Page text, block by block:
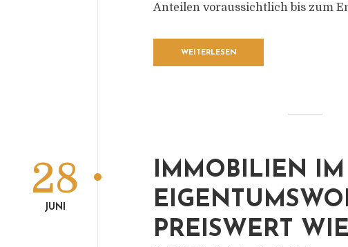
Anteilen voraussichtlich bis zum
WEITERLESEN
IMMOBILIEN IM
PREISWERT
28
JUNI